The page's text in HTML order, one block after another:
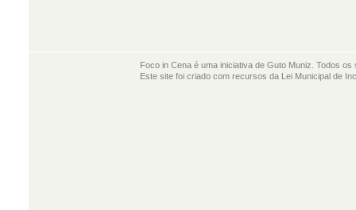
Foco in Cena é uma iniciativa de Guto Muniz. Todos
Este site foi criado com recursos da Lei Municipal de